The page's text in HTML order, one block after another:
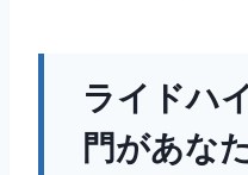
ライドハ
門があな